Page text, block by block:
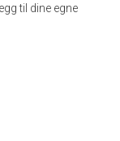
til dine egne